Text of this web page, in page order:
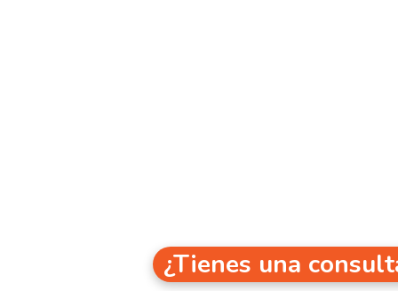
¿Tienes una